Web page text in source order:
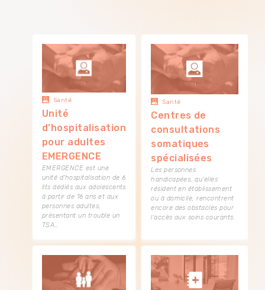
Santé
Unité
d’hospitalisation
pour adultes
EMERGENCE
EMERGENCE est une
unité d’hospitalisation de 6
lits dédiés aux adolescents
à partir de 16 ans et aux
personnes adultes,
présentant un trouble un
TSA…
Santé
Centres de
consultations
somatiques
spécialisées
Les personnes
handicapées, qu’elles
résident en établissement
ou à domicile, rencontrent
encore des obstacles pour
l’accès aux soins courants.